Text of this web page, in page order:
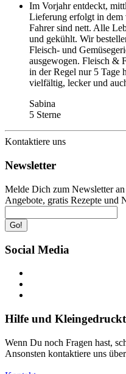
Im Vorjahr entdeckt,
Lieferung erfolgt in dem
Fahrer sind nett. Alle
und gekühlt. Wir
Fleisch- und
ausgewogen. Fleisch &
in der Regel nur 5 Tage
vielfältig, lecker und
Sabina
5 Sterne
Kontaktiere uns
Newsletter
Melde Dich zum Newsletter
Angebote, gratis Rezepte und
Go!
Social Media
Hilfe und
Wenn Du noch Fragen hast,
Ansonsten kontaktiere uns